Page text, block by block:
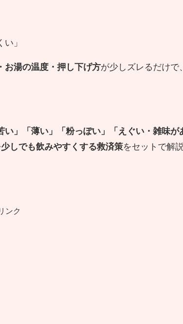
」
お湯の温度・押し下げ方が少しズレるだけで
い」「薄い」「粉っぽい」「えぐい・雑味が
しでも飲みやすくする救済策をセットで解
ンク